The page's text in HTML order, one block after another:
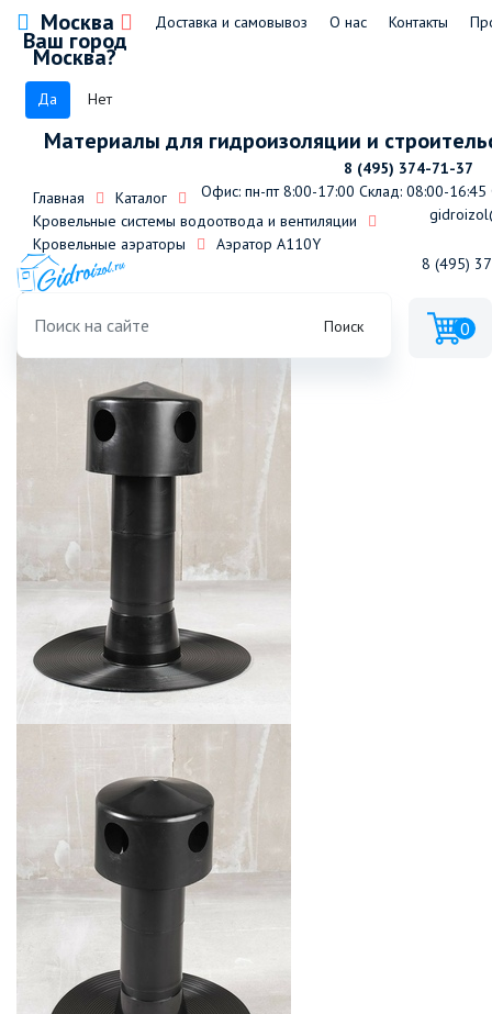
Москва
Ваш город
Москва?
Да Нет
Доставка и самовывоз О нас Контакты
Материалы для гидроизоляции и
8 (495) 374-71-37
Офис: пн-пт 8:00-17:00 Склад: 08:00-16:45
8 (495)
Поиск 0
Главная
Каталог
Кровельные системы водоотвода и вентиляции
Кровельные аэраторы
Аэратор А110Y